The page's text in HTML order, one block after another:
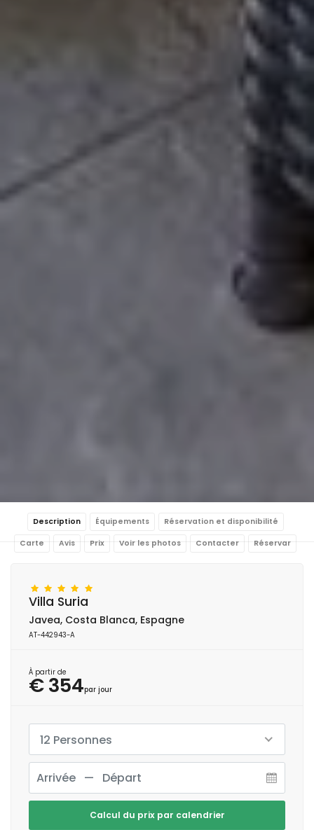
Description Équipements Réservation et disponibilité
Carte Avis Prix Voir les photos Contacter Réservar
Villa Suria
Javea, Costa Blanca, Espagne
AT-442943-A
À partir de
€ 354par jour
12 Personnes
Calcul du prix par calendrier